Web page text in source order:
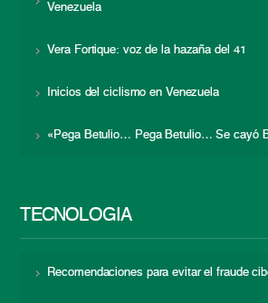
Venezuela
Vera Fortique: voz de la hazaña del 41
Inicios del ciclismo en Venezuela
«Pega Betulio… Pega Betulio… Se cayó
TECNOLOGÍA
Recomendaciones para evitar el fraude